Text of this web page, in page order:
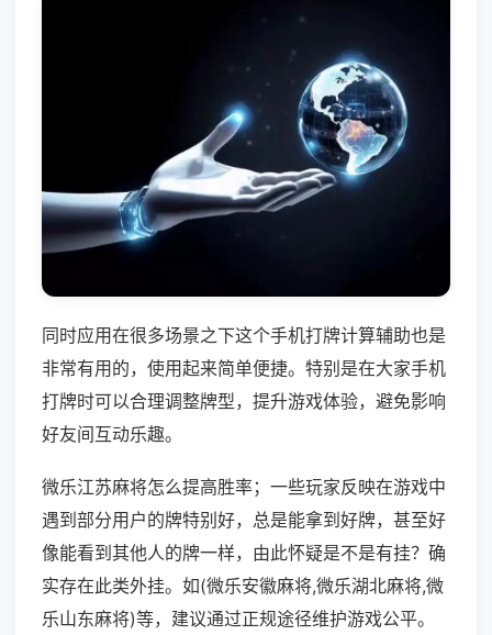
同时应用在很多场景之下这个手机打牌计算辅助也是
非常有用的，使用起来简单便捷。特别是在大家手机
打牌时可以合理调整牌型，提升游戏体验，避免影响
好友间互动乐趣。
微乐江苏麻将怎么提高胜率；一些玩家反映在游戏中
遇到部分用户的牌特别好，总是能拿到好牌，甚至好
像能看到其他人的牌一样，由此怀疑是不是有挂？确
实存在此类外挂。如(微乐安徽麻将,微乐湖北麻将,微
乐山东麻将)等，建议通过正规途径维护游戏公平。